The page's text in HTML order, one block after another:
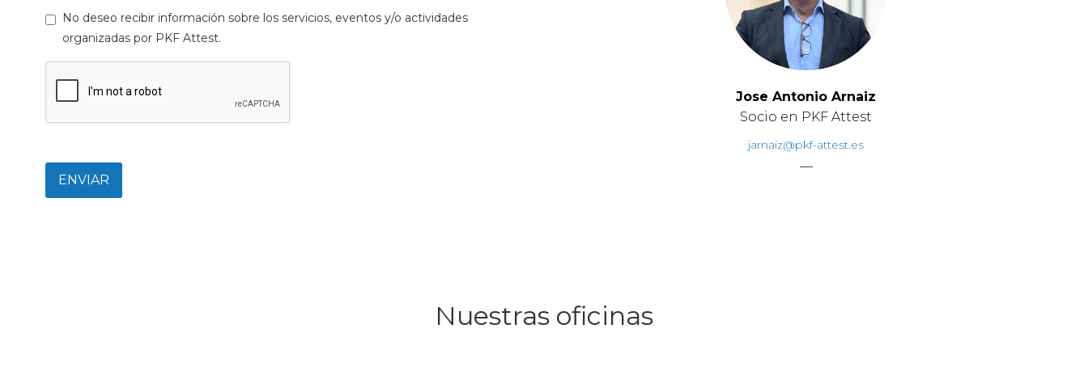
No deseo recibir información sobre los servicios, eventos y/o actividades
organizadas por PKF Attest.
ENVIAR
Jose Antonio Arnaiz
Socio en PKF Attest
jarnaiz@pkf-attest.es
Nuestras oficinas